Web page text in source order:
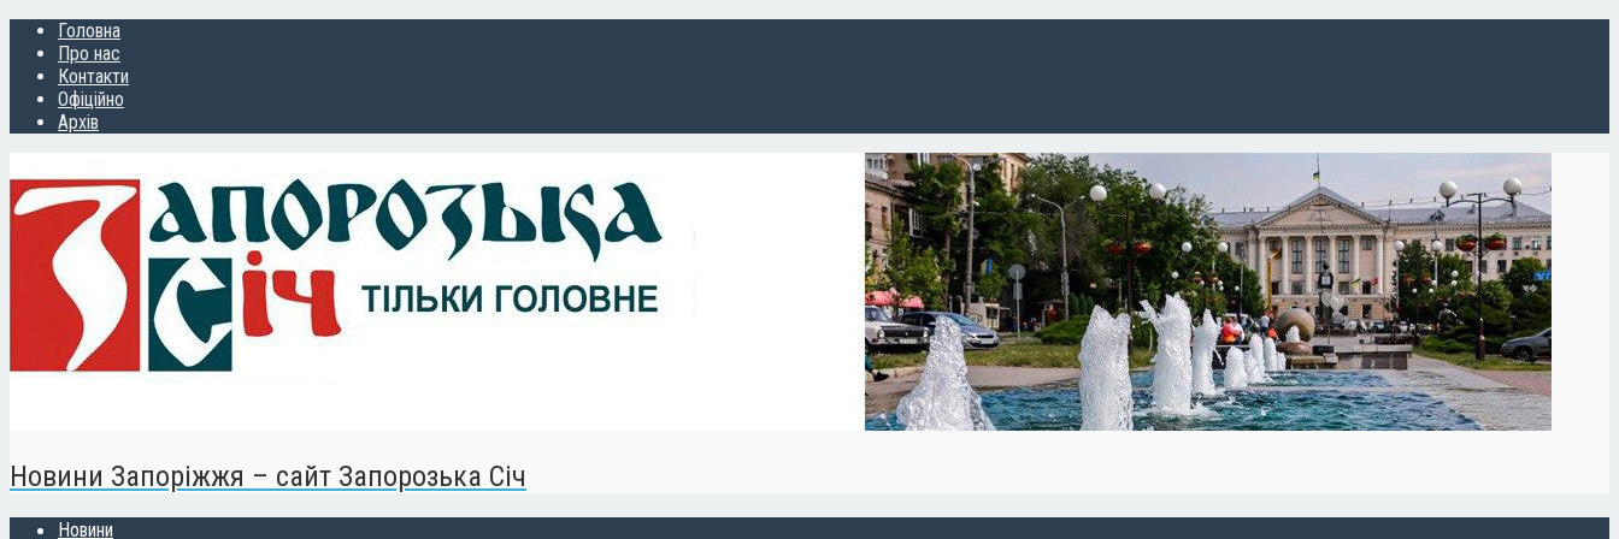
Головна
Про нас
Контакти
Офіційно
Архів
Новини Запоріжжя – сайт Запорозька Січ
Новини